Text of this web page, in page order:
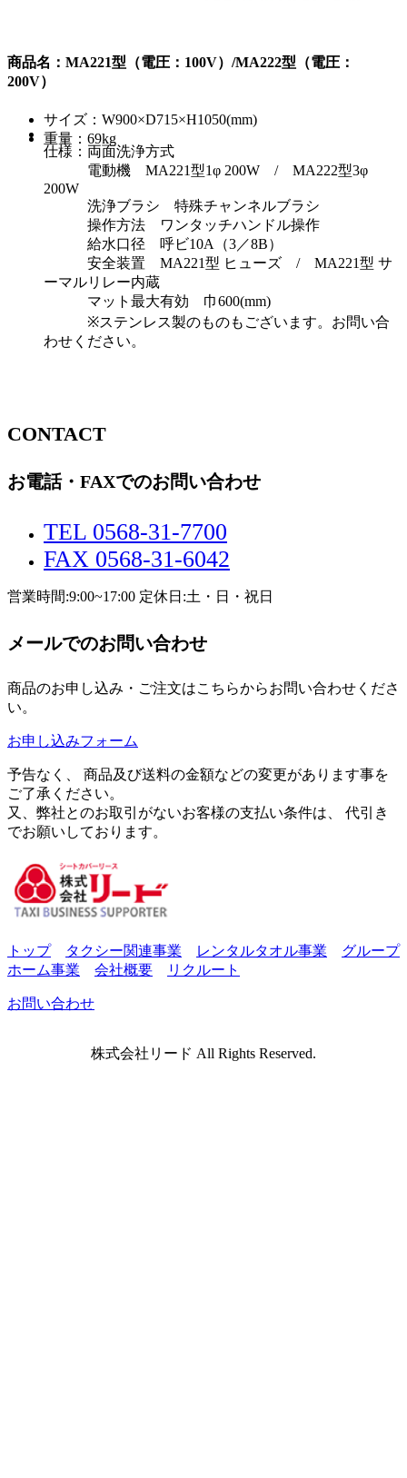
商品名：MA221型（電圧：100V）/MA222型（電圧：
200V）
サイズ：W900×D715×H1050(mm)
重量：69kg
仕様：両面洗浄方式
電動機 MA221型1φ 200W / MA222型3φ
200W
洗浄ブラシ 特殊チャンネルブラシ
操作方法 ワンタッチハンドル操作
給水口径 呼ビ10A（3／8B）
安全装置 MA221型 ヒューズ / MA221型 サ
ーマルリレー内蔵
マット最大有効 巾600(mm)
※ステンレス製のものもございます。お問い合
わせください。
CONTACT
お電話・FAXでのお問い合わせ
TEL 0568-31-7700
FAX 0568-31-6042
営業時間:9:00~17:00 定休日:土・日・祝日
メールでのお問い合わせ
商品のお申し込み・ご注文はこちらからお問い合わせくださ
い。
お申し込みフォーム
予告なく、 商品及び送料の金額などの変更があります事を
ご了承ください。
又、弊社とのお取引がないお客様の支払い条件は、 代引き
でお願いしております。
トップ タクシー関連事業 レンタルタオル事業
グループ
ホーム事業
会社概要 リクルート
お問い合わせ
株式会社リード All Rights Reserved.